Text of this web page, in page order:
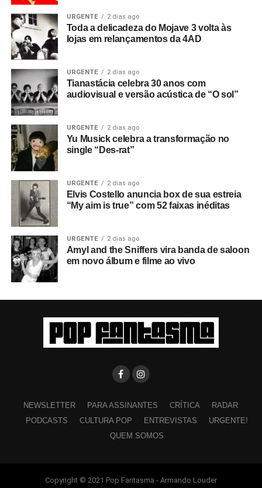
URGENTE 2 dias ago
Toda a delicadeza do Mojave 3 volta às
lojas em relançamentos da 4AD
URGENTE 2 dias ago
Tianastácia celebra 30 anos com
audiovisual e versão acústica de “O sol”
URGENTE 2 dias ago
Yu Musick celebra a transformação no
single “Des-rat”
URGENTE 2 dias ago
Elvis Costello anuncia box de sua estreia
“My aim is true” com 52 faixas inéditas
URGENTE 2 dias ago
Amyl and the Sniffers vira banda de saloon
em novo álbum e filme ao vivo
NEWSLETTER PARA ASSINANTES CRÍTICA
RADAR
PODCASTS
CULTURA POP ENTREVISTAS
URGENTE!
QUEM SOMOS
Copyright © 2021 Pop Fantasma - Armando Louder